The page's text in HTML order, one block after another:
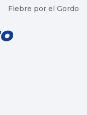
Fiebre por el Gordo